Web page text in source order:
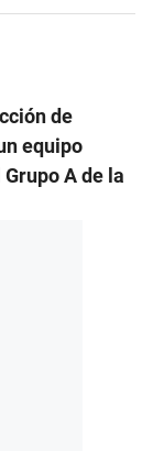
de
equipo
A de la